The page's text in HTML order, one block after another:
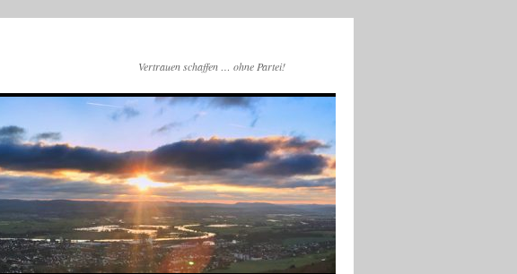
Vertrauen schaffen … ohne Partei!